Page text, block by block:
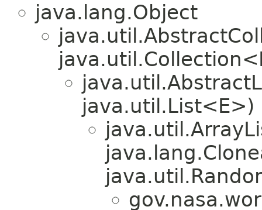
java.lang.Object
java.util.List<E>)